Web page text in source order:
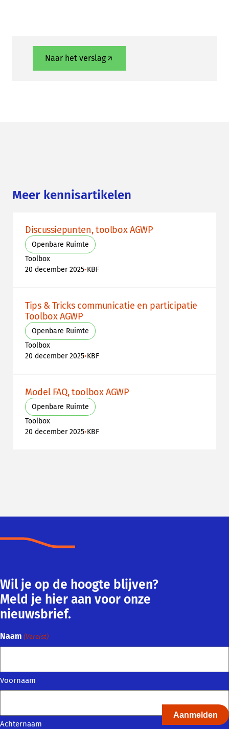
Naar het verslag
Meer kennisartikelen
Discussiepunten, toolbox AGWP
Openbare Ruimte
Toolbox
20 december 2025•KBF
Tips & Tricks communicatie en participatie
Toolbox AGWP
Openbare Ruimte
Toolbox
20 december 2025•KBF
Model FAQ, toolbox AGWP
Openbare Ruimte
Toolbox
20 december 2025•KBF
Wil je op de hoogte blijven?
Meld je hier aan voor onze
nieuwsbrief.
Naam (Vereist)
Voornaam
Achternaam